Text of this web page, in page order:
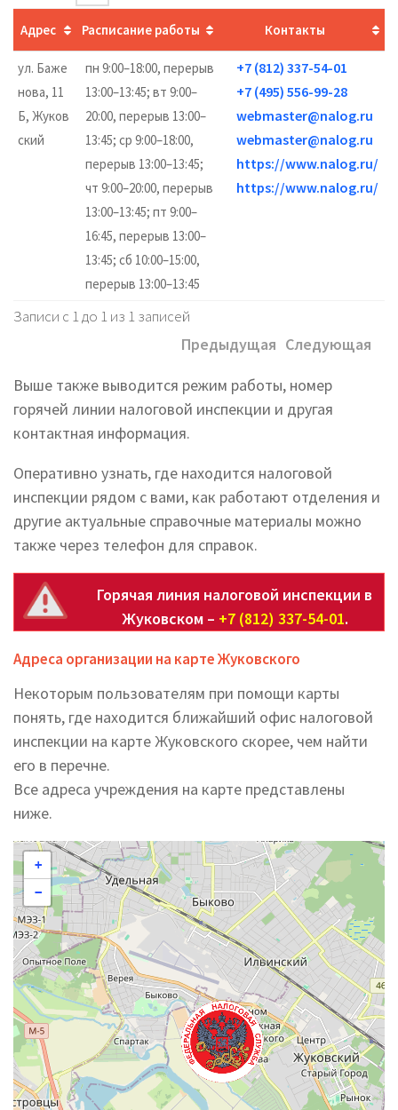
Адрес Расписание работы Контакты
ул. Баже
нова, 11
Б, Жуков
ский
пн 9:00–18:00, перерыв
13:00–13:45; вт 9:00–
20:00, перерыв 13:00–
13:45; ср 9:00–18:00,
перерыв 13:00–13:45;
чт 9:00–20:00, перерыв
13:00–13:45; пт 9:00–
16:45, перерыв 13:00–
13:45; сб 10:00–15:00,
перерыв 13:00–13:45
+7 (812) 337-54-01
+7 (495) 556-99-28
webmaster@nalog.ru
webmaster@nalog.ru
https://www.nalog.ru/
https://www.nalog.ru/
Записи с 1 до 1 из 1 записей
Предыдущая Следующая
Выше также выводится режим работы, номер
горячей линии налоговой инспекции и другая
контактная информация.
Оперативно узнать, где находится налоговой
инспекции рядом с вами, как работают отделения и
другие актуальные справочные материалы можно
также через телефон для справок.
Горячая линия налоговой инспекции в
Жуковском – +7 (812) 337-54-01.
Адреса организации на карте Жуковского
Некоторым пользователям при помощи карты
понять, где находится ближайший офис налоговой
инспекции на карте Жуковского скорее, чем найти
его в перечне.
Все адреса учреждения на карте представлены
ниже.
+
−